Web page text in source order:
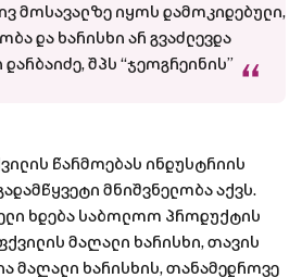
მოსავალზე იყოს დამოკიდებული,
და ხარისხი არ გვაძლევდა
დარბაიძე, შპს “ჯეოგრეინის”
წარმოებას ინდუსტრიის
მნიშვნელობა აქვს.
ხდება საბოლოო პროდუქტის
მაღალი ხარისხი, თავის
მაღალი ხარისხის, თანამედროვე